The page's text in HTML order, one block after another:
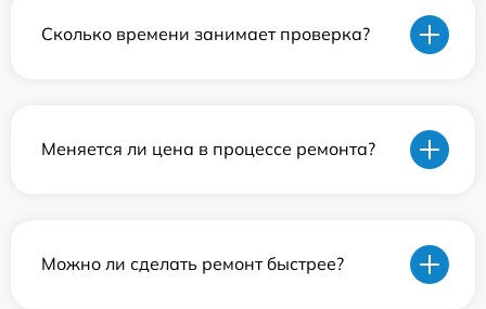
Сколько времени занимает проверка?
Меняется ли цена в процессе ремонта?
Можно ли сделать ремонт быстрее?